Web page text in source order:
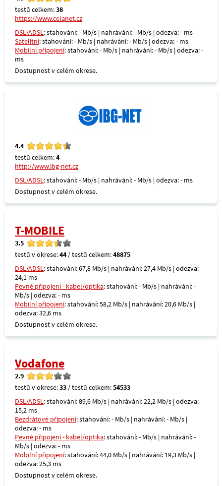
testů celkem:38
https://www.celanet.cz
DSL/ADSL: stahování: - Mb/s | nahrávání: - Mb/s | odezva: - ms
Satelitní: stahování: - Mb/s | nahrávání: - Mb/s | odezva: - ms
Mobilní připojení: stahování: - Mb/s | nahrávání: - Mb/s | odezva: -
ms
Dostupnost v celém okrese.
4.4
testů celkem:4
http://www.ibg-net.cz
DSL/ADSL: stahování: - Mb/s | nahrávání: - Mb/s | odezva: - ms
Dostupnost v celém okrese.
T-MOBILE
3.5
testů v okrese:44 / testů celkem:48875
DSL/ADSL: stahování: 67,8 Mb/s | nahrávání: 27,4 Mb/s | odezva:
24,1 ms
Pevné připojení - kabel/optika: stahování: - Mb/s | nahrávání: -
Mb/s | odezva: - ms
Mobilní připojení: stahování: 58,2 Mb/s | nahrávání: 20,6 Mb/s |
odezva: 32,6 ms
Dostupnost v celém okrese.
Vodafone
2.9
testů v okrese:33 / testů celkem:54533
DSL/ADSL: stahování: 89,6 Mb/s | nahrávání: 22,2 Mb/s | odezva:
15,2 ms
Bezdrátové připojení: stahování: - Mb/s | nahrávání: - Mb/s |
odezva: - ms
Pevné připojení - kabel/optika: stahování: - Mb/s | nahrávání: -
Mb/s | odezva: - ms
Mobilní připojení: stahování: 44,0 Mb/s | nahrávání: 19,3 Mb/s |
odezva: 25,3 ms
Dostupnost v celém okrese.